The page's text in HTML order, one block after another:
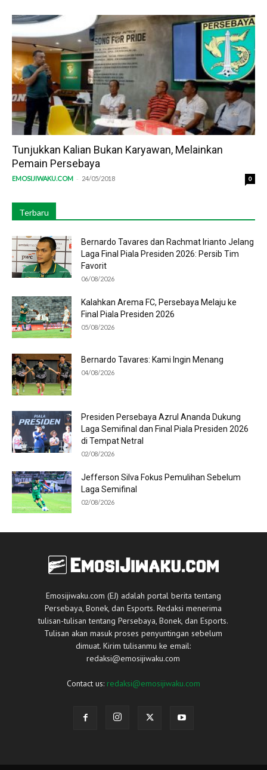
Tunjukkan Kalian Bukan Karyawan, Melainkan
Pemain Persebaya
EMOSIJIWAKU.COM - 24/05/2018 0
Terbaru
Bernardo Tavares dan Rachmat Irianto Jelang
Laga Final Piala Presiden 2026: Persib Tim
Favorit
06/08/2026
Kalahkan Arema FC, Persebaya Melaju ke
Final Piala Presiden 2026
05/08/2026
Bernardo Tavares: Kami Ingin Menang
04/08/2026
Presiden Persebaya Azrul Ananda Dukung
Laga Semifinal dan Final Piala Presiden 2026
di Tempat Netral
02/08/2026
Jefferson Silva Fokus Pemulihan Sebelum
Laga Semifinal
02/08/2026
Emosijiwaku.com (EJ) adalah portal berita tentang
Persebaya, Bonek, dan Esports. Redaksi menerima
tulisan-tulisan tentang Persebaya, Bonek, dan Esports.
Tulisan akan masuk proses penyuntingan sebelum
dimuat. Kirim tulisanmu ke email:
redaksi@emosijiwaku.com
Contact us: redaksi@emosijiwaku.com